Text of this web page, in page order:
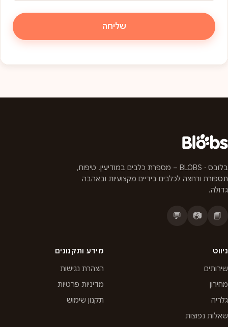
שליחה
בלובס · BLOBS – מספרת כלבים במודיעין. טיפוח,
תספורת ורחצה לכלבים בידיים מקצועיות ובאהבה
גדולה.
📘
📷
💬
ניווט
שירותים
מחירון
גלריה
שאלות נפוצות
מידע ותקנונים
הצהרת נגישות
מדיניות פרטיות
תקנון שימוש